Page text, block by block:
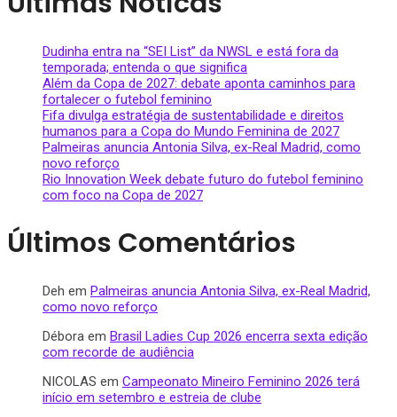
Dudinha entra na “SEI List” da NWSL e está fora da
temporada; entenda o que significa
Além da Copa de 2027: debate aponta caminhos para
fortalecer o futebol feminino
Fifa divulga estratégia de sustentabilidade e direitos
humanos para a Copa do Mundo Feminina de 2027
Palmeiras anuncia Antonia Silva, ex-Real Madrid, como
novo reforço
Rio Innovation Week debate futuro do futebol feminino
com foco na Copa de 2027
Últimos Comentários
Deh em Palmeiras anuncia Antonia Silva, ex-Real Madrid,
como novo reforço
Débora em Brasil Ladies Cup 2026 encerra sexta edição
com recorde de audiência
NICOLAS em Campeonato Mineiro Feminino 2026 terá
início em setembro e estreia de clube